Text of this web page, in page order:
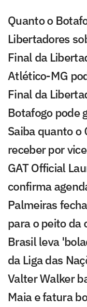
Quanto o
Libertadores
Final da
Atlético-MG
Final da
Botafogo pode
Saiba quanto o
receber por
GAT Official
confirma
Palmeiras
para o peito da
Brasil leva
da Liga das
Valter Walker
Maia e fatura